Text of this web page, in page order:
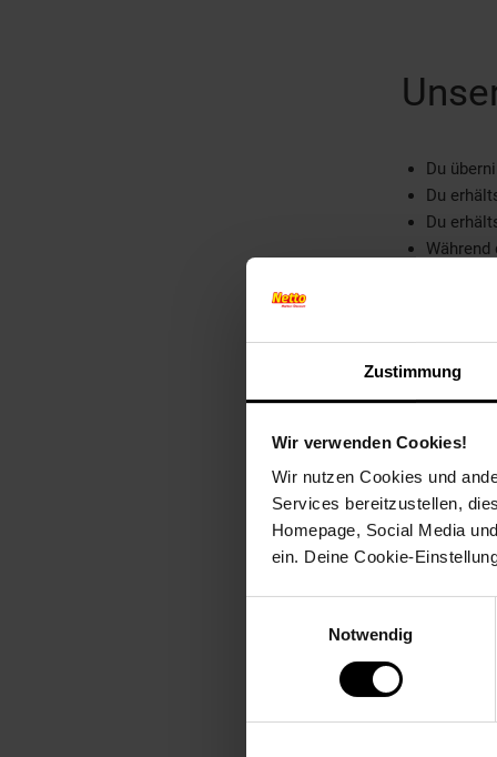
Zustimmung
Wir verwenden Cookies!
Wir nutzen Cookies und
Services bereitzustellen,
Homepage, Social Media
ein. Deine Cookie-
Notwendig
Du
Du
Du